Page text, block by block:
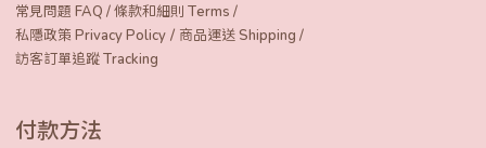
常見問題 FAQ /條款和細則 Terms /
私隱政策 Privacy Policy / 商品運送 Shipping /
訪客訂單追蹤 Tracking
付款方法